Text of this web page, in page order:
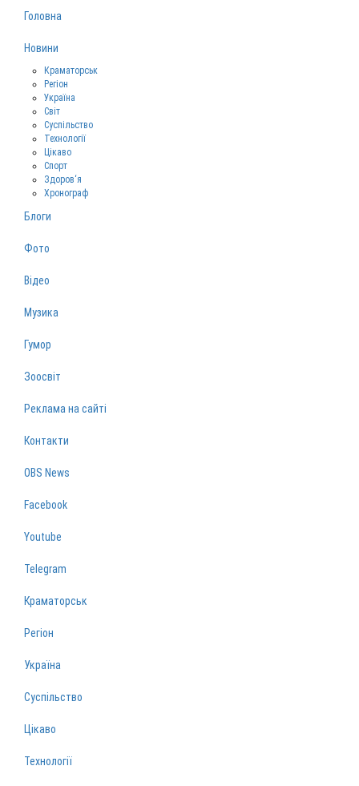
Головна
Новини
Краматорськ
Регіон
Україна
Світ
Суспільство
Технології
Цікаво
Спорт
Здоров‘я
Хронограф
Блоги
Фото
Відео
Музика
Гумор
Зоосвіт
Реклама на сайті
Контакти
OBS News
Facebook
Youtube
Telegram
Краматорськ
Регіон
Україна
Суспільство
Цікаво
Технології